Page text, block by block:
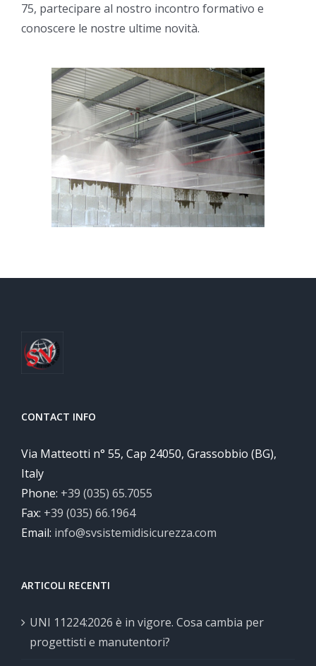
75, partecipare al nostro incontro formativo e
conoscere le nostre ultime novità.
CONTACT INFO
Via Matteotti n° 55, Cap 24050, Grassobbio (BG),
Italy
Phone: +39 (035) 65.7055
Fax: +39 (035) 66.1964
Email: info@svsistemidisicurezza.com
ARTICOLI RECENTI
UNI 11224:2026 è in vigore. Cosa cambia per
progettisti e manutentori?